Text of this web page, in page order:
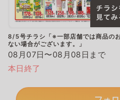
8/5号チラシ「※一部店舗では商品の
ない場合がございます。」
08月07日〜08月08日まで
本日終了